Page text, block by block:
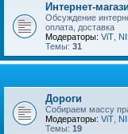
Интернет-
Обсуждение
оплата, доставка
Модераторы: ViT
Темы: 31
Дороги
Собираем массу
Модераторы: ViT
Темы: 19